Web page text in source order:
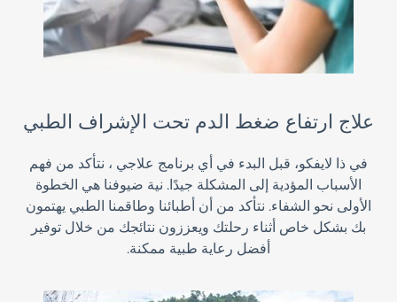
علاج ارتفاع ضغط الدم تحت الإشراف الطبي
في ذا لايفكو، قبل البدء في أي برنامج علاجي ، نتأكد من فهم
الأسباب المؤدية إلى المشكلة جيدًا. نية ضيوفنا هي الخطوة
الأولى نحو الشفاء. نتأكد من أن أطبائنا وطاقمنا الطبي يهتمون
بك بشكل خاص أثناء رحلتك ويعززون نتائجك من خلال توفير
أفضل رعاية طبية ممكنة.